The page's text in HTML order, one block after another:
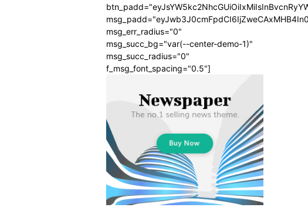
msg_err_radius="0"
msg_succ_bg="var(--center-demo-1)"
msg_succ_radius="0"
f_msg_font_spacing="0.5"]